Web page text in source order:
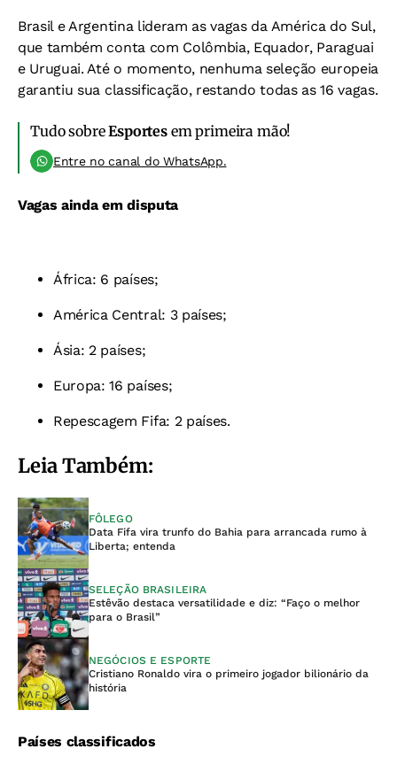
Brasil e Argentina lideram as vagas da América do Sul,
que também conta com Colômbia, Equador, Paraguai
e Uruguai. Até o momento, nenhuma seleção europeia
garantiu sua classificação, restando todas as 16 vagas.
Tudo sobreEsportesem primeira mão!
Entre no canal do WhatsApp.
Vagas ainda em disputa
África: 6 países;
América Central: 3 países;
Ásia: 2 países;
Europa: 16 países;
Repescagem Fifa: 2 países.
Leia Também:
FÔLEGO
Data Fifa vira trunfo do Bahia para arrancada rumo à
Liberta; entenda
SELEÇÃO BRASILEIRA
Estêvão destaca versatilidade e diz: “Faço o melhor
para o Brasil”
NEGÓCIOS E ESPORTE
Cristiano Ronaldo vira o primeiro jogador bilionário da
história
Países classificados